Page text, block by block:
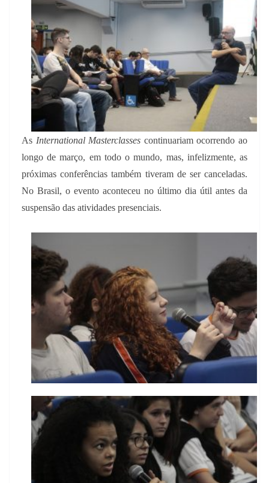
As International Masterclasses continuariam ocorrendo ao
longo de março, em todo o mundo, mas, infelizmente, as
próximas conferências também tiveram de ser canceladas.
No Brasil, o evento aconteceu no último dia útil antes da
suspensão das atividades presenciais.